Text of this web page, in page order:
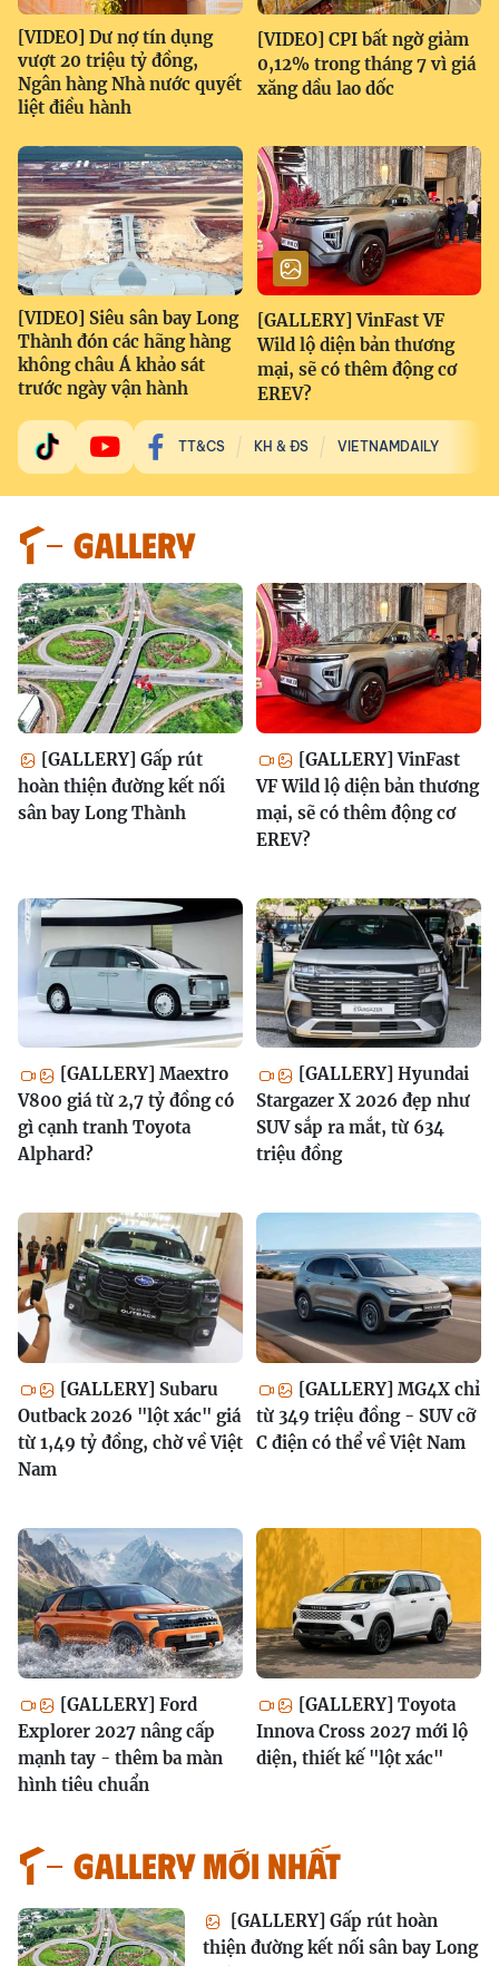
[VIDEO] Dư nợ tín dụng
vượt 20 triệu tỷ đồng,
Ngân hàng Nhà nước quyết
liệt điều hành
[VIDEO] CPI bất ngờ giảm
0,12% trong tháng 7 vì giá
xăng dầu lao dốc
[VIDEO] Siêu sân bay Long
Thành đón các hãng hàng
không châu Á khảo sát
trước ngày vận hành
[GALLERY] VinFast VF
Wild lộ diện bản thương
mại, sẽ có thêm động cơ
EREV?
TT&CS KH & ĐS VIETNAMDAILY
GALLERY
[GALLERY] Gấp rút
hoàn thiện đường kết nối
sân bay Long Thành
[GALLERY] VinFast
VF Wild lộ diện bản thương
mại, sẽ có thêm động cơ
EREV?
[GALLERY] Maextro
V800 giá từ 2,7 tỷ đồng có
gì cạnh tranh Toyota
Alphard?
[GALLERY] Hyundai
Stargazer X 2026 đẹp như
SUV sắp ra mắt, từ 634
triệu đồng
[GALLERY] Subaru
Outback 2026 "lột xác" giá
từ 1,49 tỷ đồng, chờ về Việt
Nam
[GALLERY] MG4X chỉ
từ 349 triệu đồng - SUV cỡ
C điện có thể về Việt Nam
[GALLERY] Ford
Explorer 2027 nâng cấp
mạnh tay - thêm ba màn
hình tiêu chuẩn
[GALLERY] Toyota
Innova Cross 2027 mới lộ
diện, thiết kế "lột xác"
GALLERY MỚI NHẤT
[GALLERY] Gấp rút hoàn
thiện đường kết nối sân bay Long